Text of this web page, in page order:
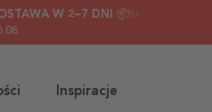
W 2–7 DNI 📦✨
Inspiracje